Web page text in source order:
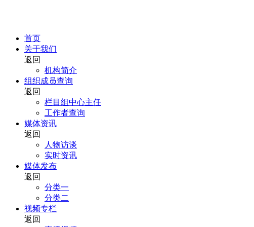
首页
关于我们
返回
机构简介
组织成员查询
返回
栏目组中心主任
工作者查询
媒体资讯
返回
人物访谈
实时资讯
媒体发布
返回
分类一
分类二
视频专栏
返回